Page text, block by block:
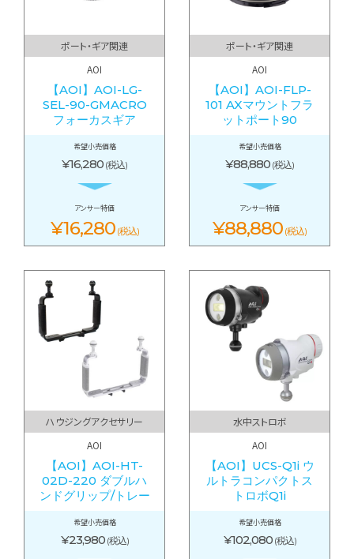
ポート・ギア関連
AOI
【AOI】AOI-LG-
SEL-90-GMACRO
フォーカスギア
希望小売価格
¥16,280 (税込)
アンサー特価
¥16,280 (税込)
ポート・ギア関連
AOI
【AOI】AOI-FLP-
101 AXマウントフラ
ットポート90
希望小売価格
¥88,880 (税込)
アンサー特価
¥88,880 (税込)
ハウジングアクセサリー
AOI
【AOI】AOI-HT-
02D-220 ダブルハ
ンドグリップ/トレー
希望小売価格
¥23,980 (税込)
水中ストロボ
AOI
【AOI】UCS-Q1i ウ
ルトラコンパクトス
トロボQ1i
希望小売価格
¥102,080 (税込)